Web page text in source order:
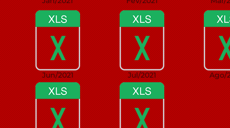
Jun/2021 Jul/2021 Ago/